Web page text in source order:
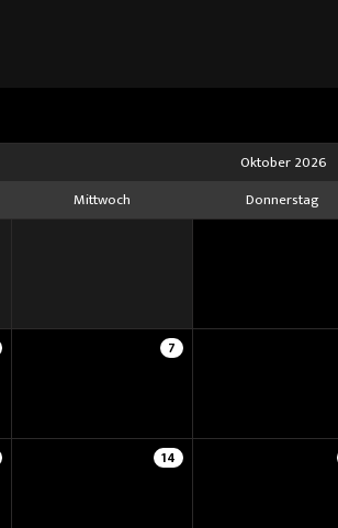
Oktober 2026
Mittwoch Donnerstag
7
14